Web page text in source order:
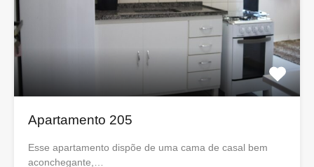
Apartamento 205
Esse apartamento dispõe de uma cama de casal bem
aconchegante,…